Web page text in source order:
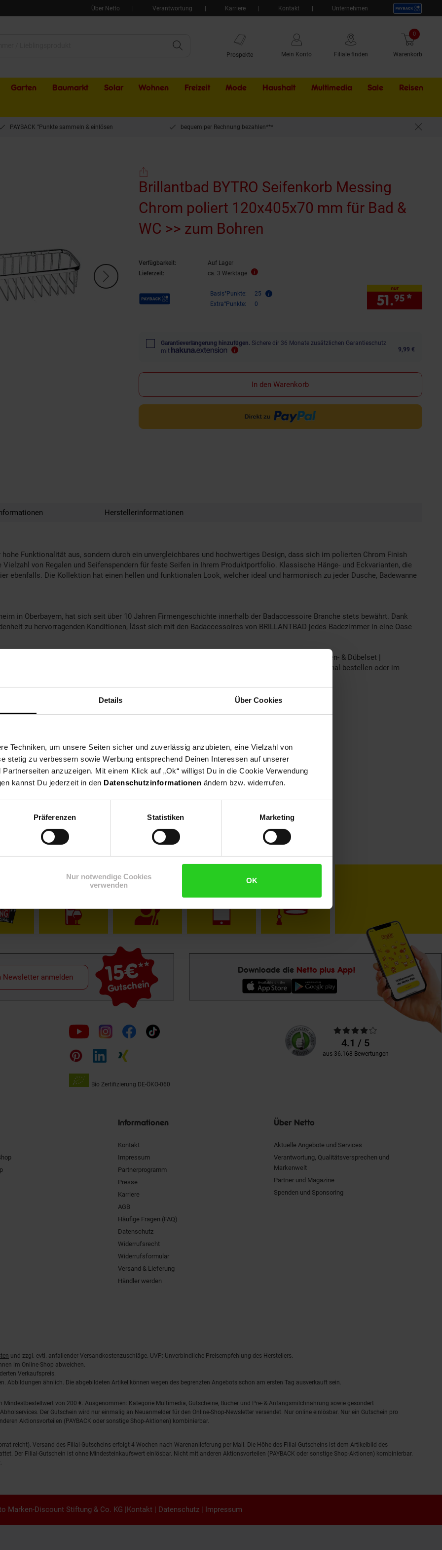
Details Über Cookies
Techniken, um unsere Seiten sicher und zuverlässig anzubieten, eine Vielzahl von
stetig zu verbessern sowie Werbung entsprechend Deinen Interessen auf unserer
anzuzeigen. Mit einem Klick auf „Ok“ willigst Du in die Cookie Verwendung
kannst Du jederzeit in den Datenschutzinformationen ändern bzw. widerrufen.
Präferenzen Statistiken Marketing
Nur notwendige Cookies
verwenden
OK
Über Netto Verantwortung Karriere Kontakt Unternehmen
Prospekte Mein Konto Filiale finden Warenkorb
0 Artikel
Garten Baumarkt Solar Wohnen Freizeit Mode Haushalt Multimedia Sale Externer
Reisen
PAYBACK °Punkte sammeln & einlösen bequem per Rechnung bezahlen***
Brillantbad BYTRO Seifenkorb Messing
Chrom poliert 120x405x70 mm für Bad &
WC >> zum Bohren
Verfügbarkeit:
Auf Lager
Lieferzeit:
ca. 3 Werktage
Payback Punkte Basis°Punkte:
25
Extra°Punkte:
0
nur
51.95 *
Garantieverlängerung hinzufügen. Sichere dir 36 Monate zusätzlichen Garantieschutz
mit
9,99 €
In den Warenkorb
Herstellerinformationen
Funktionalität aus, sondern durch ein unvergleichbares und hochwertiges Design, dass sich im polierten Chrom Finish
von Regalen und Seifenspendern für feste Seifen in Ihrem Produktportfolio. Klassische Hänge- und Eckvarianten, die
ebenfalls. Die Kollektion hat einen hellen und funktionalen Look, welcher ideal und harmonisch zu jeder Dusche, Badewanne
in Oberbayern, hat sich seit über 10 Jahren Firmengeschichte innerhalb der Badaccessoire Branche stets bewährt. Dank
zu hervorragenden Konditionen, lässt sich mit den Badaccessoires von BRILLANTBAD jedes Badezimmer in eine Oase
| Oberfläche: Chrom, Poliert | Montagehinweis: Einfach zu installieren mit beiliegendem Schrauben- & Dübelset |
(wenn benötigt), 3M Stripes (wenn benötigt enthalten), Klebeset (wenn "zum Kleben" bitte optional bestellen oder im
Sie auch den Montage Hinweis!
Weinwelt Rezeptwelt
15€**
Gutschein
Newsletter anmelden
Downloade die Netto plus App!
Folge
uns
auf
Bio Zertifizierung DE-ÖKO-060
Unsere
Kundenbewertungen
Durchschnittliche
Bewertungen4.1 / 5
aus 36.168 Bewertungen
Informationen
Kontakt
Impressum
Partnerprogramm
Presse
Karriere
AGB
Häufige Fragen (FAQ)
Datenschutz
Widerrufsrecht
Widerrufsformular
Versand & Lieferung
Händler werden
Über Netto
Aktuelle Angebote und Services
Verantwortung, Qualitätsversprechen und
Markenwelt
Partner und Magazine
Spenden und Sponsoring
und zzgl. evtl. anfallender Versandkostenzuschläge. UVP: Unverbindliche Preisempfehlung des Herstellers.
im Online-Shop abweichen.
Verkaufspreis.
Abbildungen ähnlich. Die abgebildeten Artikel können wegen des begrenzten Angebots schon am ersten Tag ausverkauft sein.
von 200 €. Ausgenommen: Kategorie Multimedia, Gutscheine, Bücher und Pre- & Anfangsmilchnahrung sowie gesondert
Der Gutschein wird nur einmalig an Neuanmelder für den Online-Shop-Newsletter versendet. Nur online einlösbar. Nur ein Gutschein pro
Aktionsvorteilen (PAYBACK oder sonstige Shop-Aktionen) kombinierbar.
reicht). Versand des Filial-Gutscheins erfolgt 4 Wochen nach Warenanlieferung per Mail. Die Höhe des Filial-Gutscheins ist dem Artikelbild des
Der Filial-Gutschein ist ohne Mindesteinkaufswert einlösbar. Nicht mit anderen Aktionsvorteilen (PAYBACK oder sonstige Shop-Aktionen) kombinierbar.
Marken-Discount Stiftung & Co. KG |Kontakt | Datenschutz| Impressum